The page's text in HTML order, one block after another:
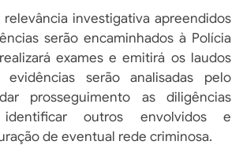
investigativa apreendidos
serão encaminhados à Polícia
exames e emitirá os laudos
evidências serão analisadas pelo
prosseguimento as diligências
identificar outros envolvidos e
de eventual rede criminosa.